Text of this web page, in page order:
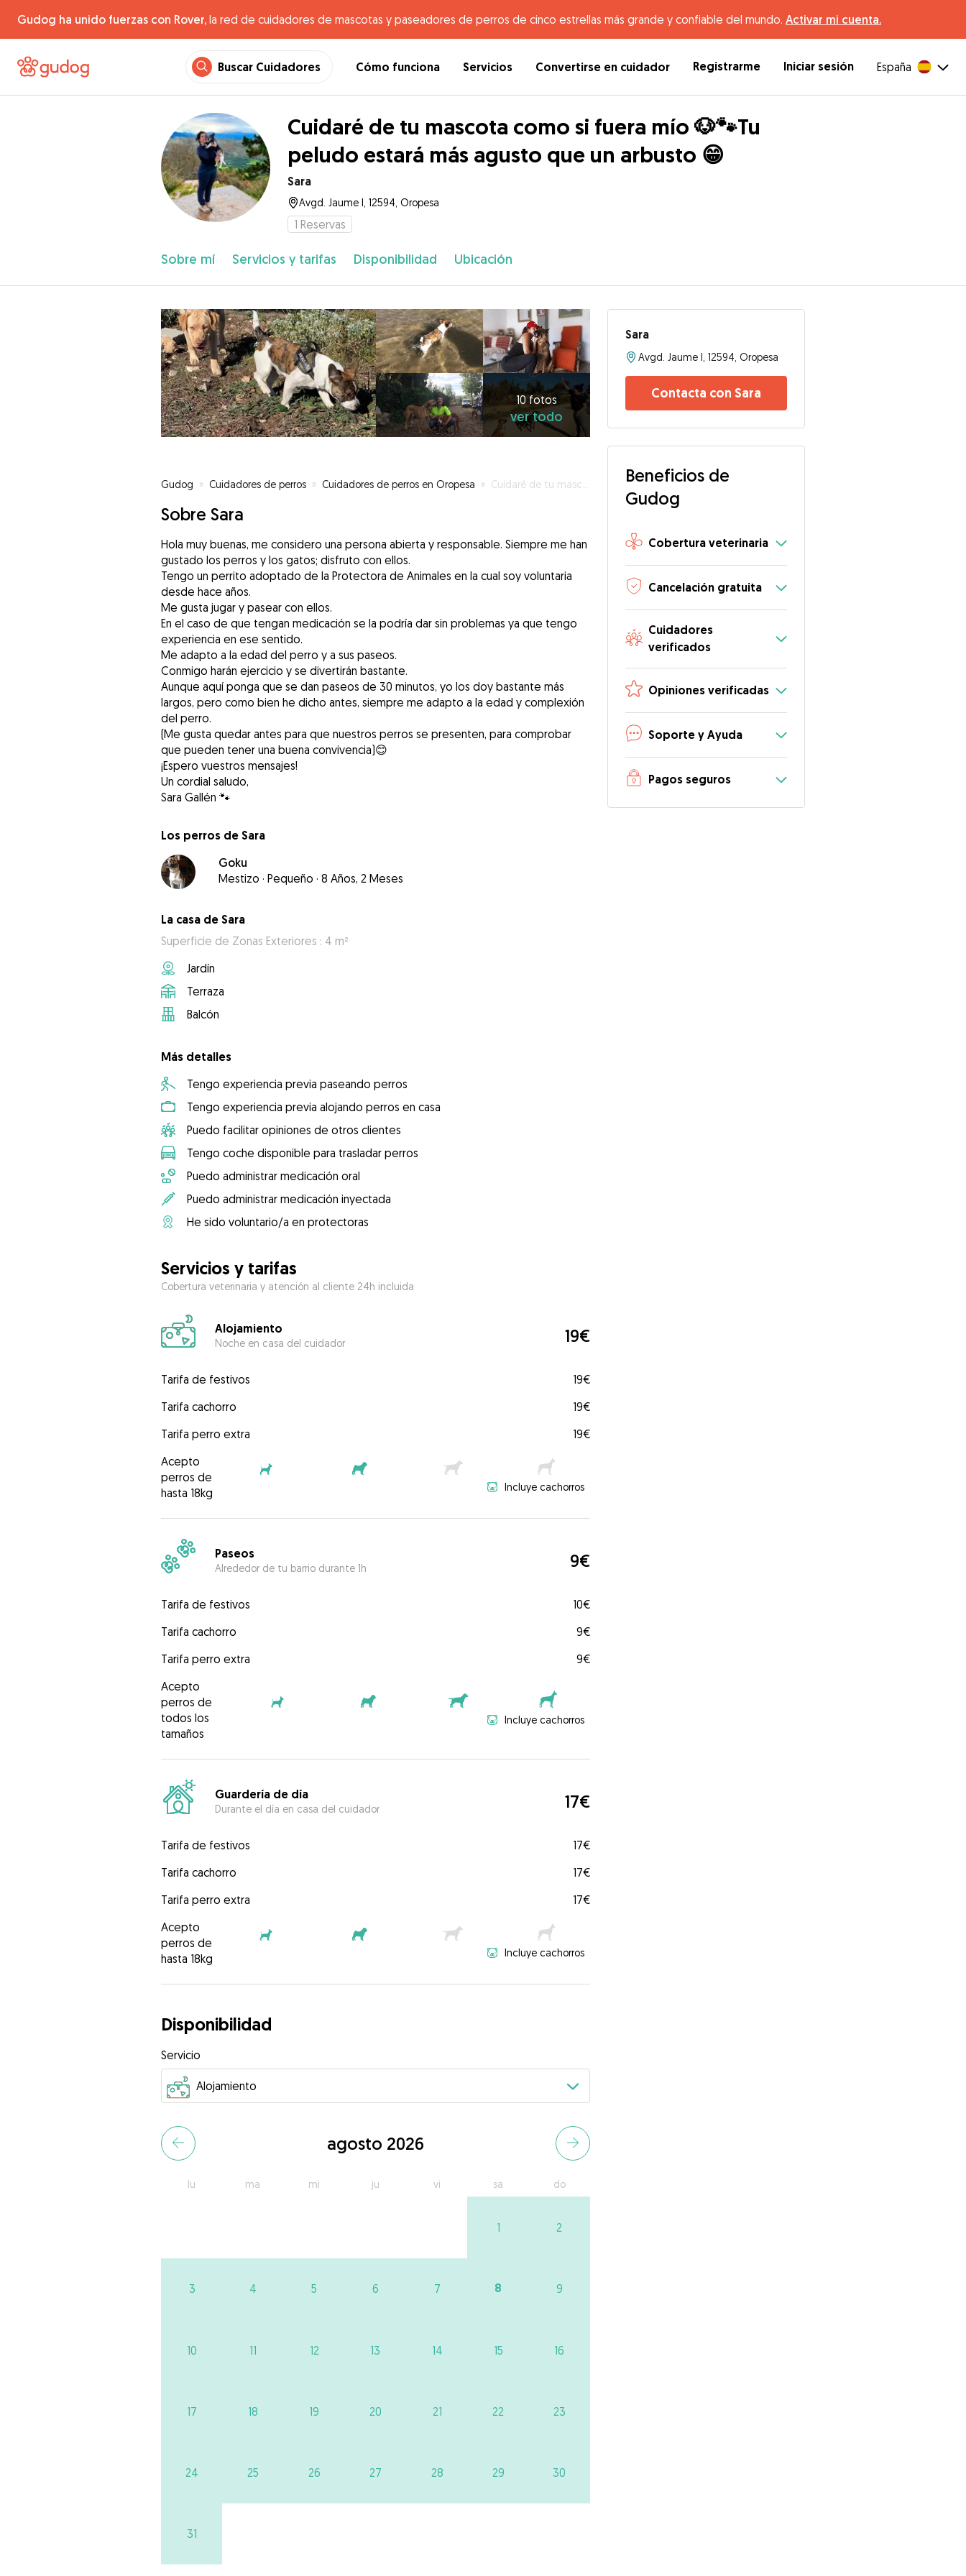
Gudog ha unido fuerzas con Rover, la red de cuidadores de mascotas y paseadores de perros de cinco estrellas más grande y confiable del mundo. Activar mi cuenta.
Buscar Cuidadores Cómo funciona Servicios Convertirse en cuidador Registrarme Iniciar sesión España
Cuidaré de tu mascota como si fuera mío 🐶🐾Tu
peludo estará más agusto que un arbusto 😁
Sara
Avgd. Jaume I, 12594, Oropesa
1 Reservas
Sobre mí Servicios y tarifas Disponibilidad Ubicación
10 fotos
ver todo
Gudog » Cuidadores de perros » Cuidadores de perros en Oropesa » Cuidaré de tu mascota como si fuera mío 🐶🐾Tu peludo estará más agusto que un arbusto 😁
Sobre Sara
Hola muy buenas, me considero una persona abierta y responsable. Siempre me han
gustado los perros y los gatos; disfruto con ellos.
Tengo un perrito adoptado de la Protectora de Animales en la cual soy voluntaria
desde hace años.
Me gusta jugar y pasear con ellos.
En el caso de que tengan medicación se la podría dar sin problemas ya que tengo
experiencia en ese sentido.
Me adapto a la edad del perro y a sus paseos.
Conmigo harán ejercicio y se divertirán bastante.
Aunque aquí ponga que se dan paseos de 30 minutos, yo los doy bastante más
largos, pero como bien he dicho antes, siempre me adapto a la edad y complexión
del perro.
(Me gusta quedar antes para que nuestros perros se presenten, para comprobar
que pueden tener una buena convivencia)😊
¡Espero vuestros mensajes!
Un cordial saludo,
Sara Gallén 🐾
Los perros de Sara
Goku
Mestizo · Pequeño · 8 Años, 2 Meses
La casa de Sara
Superficie de Zonas Exteriores : 4 m²
Jardín
Terraza
Balcón
Más detalles
Tengo experiencia previa paseando perros
Tengo experiencia previa alojando perros en casa
Puedo facilitar opiniones de otros clientes
Tengo coche disponible para trasladar perros
Puedo administrar medicación oral
Puedo administrar medicación inyectada
He sido voluntario/a en protectoras
Servicios y tarifas
Cobertura veterinaria y atención al cliente 24h incluida
Alojamiento
Noche en casa del cuidador 19€
Tarifa de festivos
19€
Tarifa cachorro
19€
Tarifa perro extra
19€
Acepto
perros de
hasta 18kg
Incluye cachorros
Paseos
Alrededor de tu barrio durante 1h 9€
Tarifa de festivos
10€
Tarifa cachorro
9€
Tarifa perro extra
9€
Acepto
perros de
todos los
tamaños
Incluye cachorros
Guardería de día
Durante el día en casa del cuidador 17€
Tarifa de festivos
17€
Tarifa cachorro
17€
Tarifa perro extra
17€
Acepto
perros de
hasta 18kg
Incluye cachorros
Disponibilidad
Servicio
agosto 2026
lu ma mi ju vi sa do
1 2
3 4 5 6 7 8 9
10 11 12 13 14 15 16
17 18 19 20 21 22 23
24 25 26 27 28 29 30
31
Sara
Avgd. Jaume I, 12594, Oropesa
Contacta con Sara
Beneficios de
Gudog
Cobertura veterinaria
Cancelación gratuita
Cuidadores
verificados
Opiniones verificadas
Soporte y Ayuda
Pagos seguros